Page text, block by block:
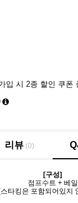
입 시 2종 할인 쿠폰
리뷰 (0)
[구성]
점프수트 + 베일
타킹은 포함되어있지